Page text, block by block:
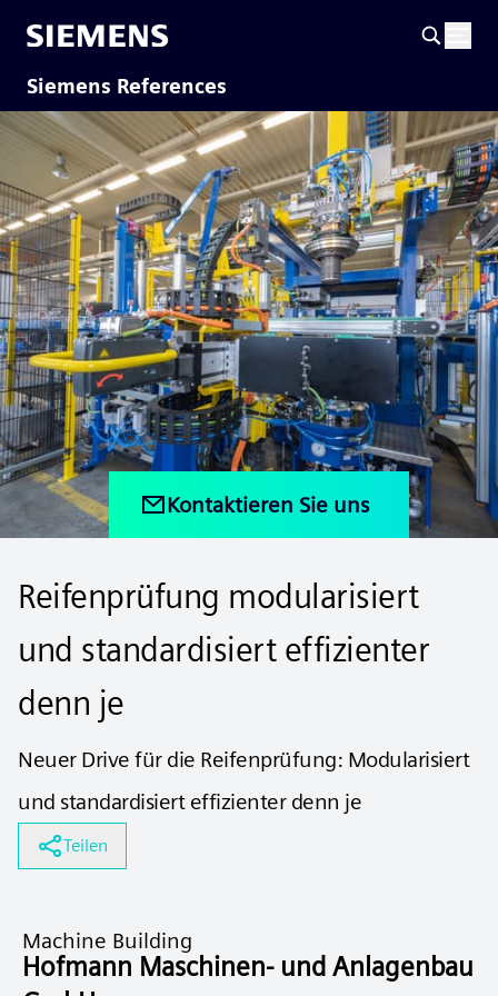
Siemens References
Kontaktieren Sie uns
Reifenprüfung modularisiert
und standardisiert effizienter
denn je
Neuer Drive für die Reifenprüfung: Modularisiert
und standardisiert effizienter denn je
Teilen
Machine Building
Hofmann Maschinen- und Anlagenbau